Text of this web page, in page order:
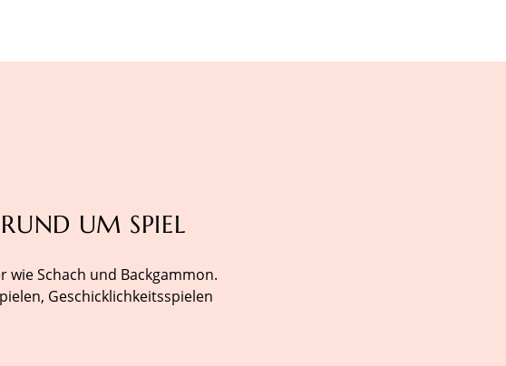
UM SPIEL
wie Schach und Backgammon.
Geschicklichkeitsspielen